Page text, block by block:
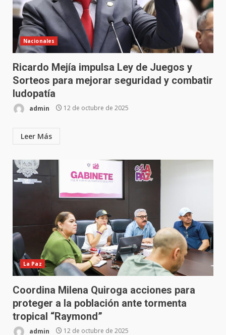
Nacionales
Ricardo Mejía impulsa Ley de Juegos y
Sorteos para mejorar seguridad y combatir
ludopatía
admin 12 de octubre de 2025
Leer Más
La Paz
Coordina Milena Quiroga acciones para
proteger a la población ante tormenta
tropical “Raymond”
admin 12 de octubre de 2025